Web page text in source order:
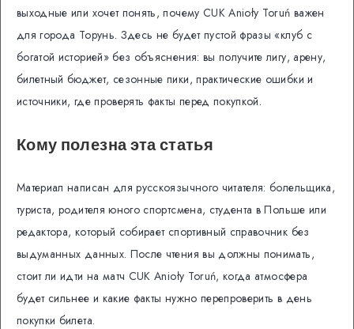
выходные или хочет понять, почему CUK Anioły Toruń важен
для города Торунь. Здесь не будет пустой фразы «клуб с
богатой историей» без объяснения: вы получите лигу, арену,
билетный бюджет, сезонные пики, практические ошибки и
источники, где проверять факты перед покупкой.
Кому полезна эта статья
Материал написан для русскоязычного читателя: болельщика,
туриста, родителя юного спортсмена, студента в Польше или
редактора, который собирает спортивный справочник без
выдуманных данных. После чтения вы должны понимать,
стоит ли идти на матч CUK Anioły Toruń, когда атмосфера
будет сильнее и какие факты нужно перепроверить в день
покупки билета.